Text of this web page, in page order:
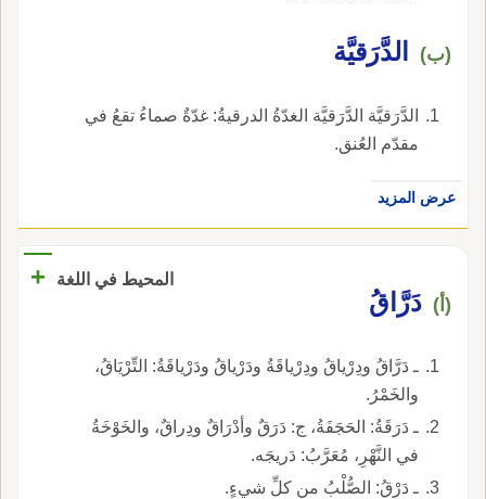
(ب) الدَّرَقيَّة
الدَّرَقيَّة الدَّرَقيَّة الغدّةُ الدرقيةُ: غدّةٌ صماءُ تقعُ في
مقدّم العُنق.
عرض المزيد
المحيط في اللغة +
(أ) دَرَّاقُ
ـ دَرَّاقُ ودِرْياقُ ودِرْياقَةُ ودَرْياقُ ودَرْياقَةُ: التِّرْيَاقُ،
والخَمْرُ.
ـ دَرَقَةُ: الحَجَفَةُ، ج: دَرَقٌ وأدْرَاقٌ ودِراقٌ، والخَوْخَةُ
في النَّهْرِ، مُعَرَّبُ: دَريجَه.
ـ دَرْقُ: الصُّلْبُ من كلِّ شيءٍ.